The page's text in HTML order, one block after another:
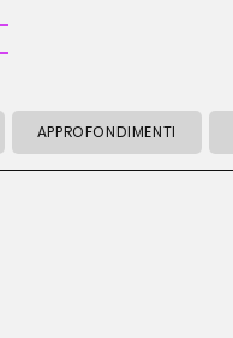
APPROFONDIMENTI